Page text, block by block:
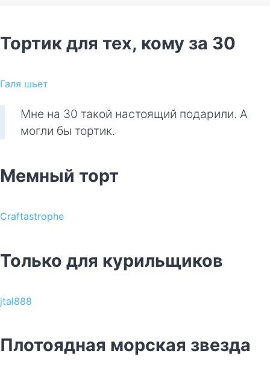
Тортик для тех, кому за 30
Галя шьет
Мне на 30 такой настоящий подарили. А
могли бы тортик.
Мемный торт
Craftastrophe
Только для курильщиков
jtal888
Плотоядная морская звезда